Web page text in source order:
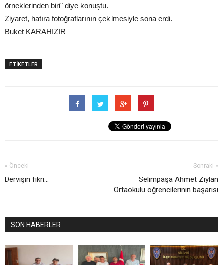
örneklerinden biri" diye konuştu.
Ziyaret, hatıra fotoğraflarının çekilmesiyle sona erdi.
Buket KARAHIZIR
ETİKETLER
« Önceki
Dervişin fikri…
Sonraki »
Selimpaşa Ahmet Ziylan
Ortaokulu öğrencilerinin başarısı
SON HABERLER